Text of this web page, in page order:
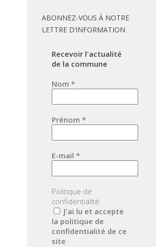
ABONNEZ-VOUS À NOTRE
LETTRE D’INFORMATION
Recevoir l'actualité
de la commune
Nom *
Prénom *
E-mail *
Politique de
confidentialité
J'ai lu et accepte
la politique de
confidentialité de ce
site